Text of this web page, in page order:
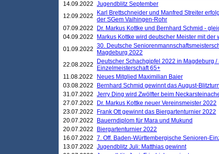
14.09.2022 Jugendblitz September
12.09.2022
Karl Brettschneider und Manfred Streiter
der SGem Vaihingen-Rohr
07.09.2022
Dr. Markus Kottke und Bernhard Schmid -
04.09.2022
Markus Kottke wird deutscher Meister mit
01.09.2022 30. Deutsche
Magdeburg 2022
22.08.2022
Deutscher Schachgipfel 2022 in Magdeburg
Einzelmeisterschaft 65+
11.08.2022
Neues Mitglied Maximilian Baier
03.08.2022
Bernhard Schmid gewinnt das August-
31.07.2022 Jerry Ding wird Zwölfter beim
27.07.2022
Dr. Markus Kottke neuer Vereinsmeister 2022
23.07.2022
Frank Ott gewinnt das Biergartenturnier 2022
20.07.2022
Bauerndiplom für Mara und Mukund
20.07.2022
Biergartenturnier 2022
16.07.2022 7. Off. Baden-Württembergische Senioren-
13.07.2022 Jugendblitz Juli: Matthias gewinnt